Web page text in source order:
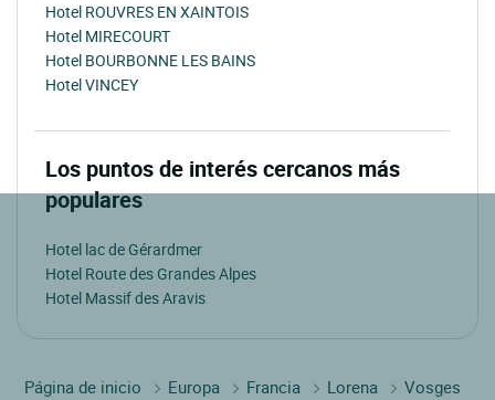
Hotel ROUVRES EN XAINTOIS
Hotel MIRECOURT
Hotel BOURBONNE LES BAINS
Hotel VINCEY
Los puntos de interés cercanos más
populares
Hotel lac de Gérardmer
Hotel Route des Grandes Alpes
Hotel Massif des Aravis
Página de inicio Europa Francia Lorena
Vosges